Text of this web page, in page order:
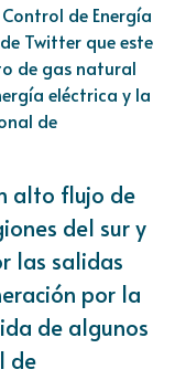
de Energía
Twitter que este
de gas natural
eléctrica y la
de
alto flujo de
del sur y
las salidas
por la
de algunos
de